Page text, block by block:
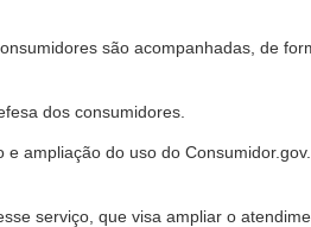
são acompanhadas, de
dos consumidores.
ampliação do uso do
serviço, que visa ampliar o